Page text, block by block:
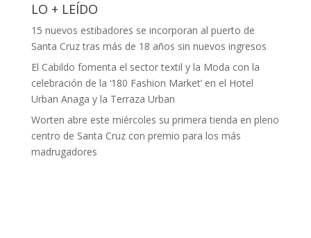
LO + LEÍDO
15 nuevos estibadores se incorporan al puerto de
Santa Cruz tras más de 18 años sin nuevos ingresos
El Cabildo fomenta el sector textil y la Moda con la
celebración de la ‘180 Fashion Market’ en el Hotel
Urban Anaga y la Terraza Urban
Worten abre este miércoles su primera tienda en pleno
centro de Santa Cruz con premio para los más
madrugadores